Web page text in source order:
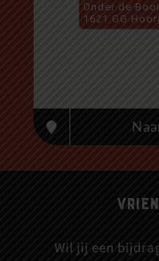
Onder de
1621 GG
Wil jij een